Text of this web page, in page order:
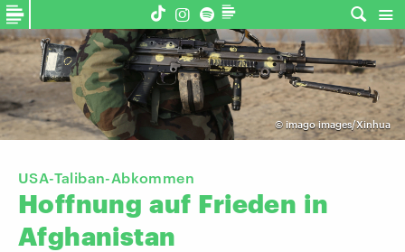
© imago images/Xinhua
USA-Taliban-Abkommen
Hoffnung auf Frieden in
Afghanistan